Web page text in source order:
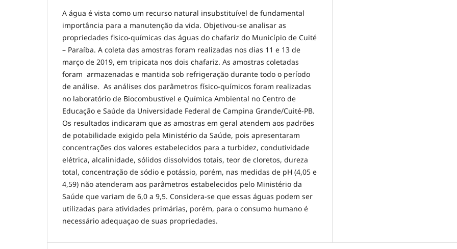
A água é vista como um recurso natural insubstituível de fundamental
importância para a manutenção da vida. Objetivou-se analisar as
propriedades fisico-químicas das águas do chafariz do Município de Cuité
– Paraíba. A coleta das amostras foram realizadas nos dias 11 e 13 de
março de 2019, em tripicata nos dois chafariz. As amostras coletadas
foram armazenadas e mantida sob refrigeração durante todo o período
de análise. As análises dos parâmetros físico-químicos foram realizadas
no laboratório de Biocombustível e Química Ambiental no Centro de
Educação e Saúde da Universidade Federal de Campina Grande/Cuité-PB.
Os resultados indicaram que as amostras em geral atendem aos padrões
de potabilidade exigido pela Ministério da Saúde, pois apresentaram
concentrações dos valores estabelecidos para a turbidez, condutividade
elétrica, alcalinidade, sólidos dissolvidos totais, teor de cloretos, dureza
total, concentração de sódio e potássio, porém, nas medidas de pH (4,05 e
4,59) não atenderam aos parâmetros estabelecidos pelo Ministério da
Saúde que variam de 6,0 a 9,5. Considera-se que essas águas podem ser
utilizadas para atividades primárias, porém, para o consumo humano é
necessário adequaçao de suas propriedades.